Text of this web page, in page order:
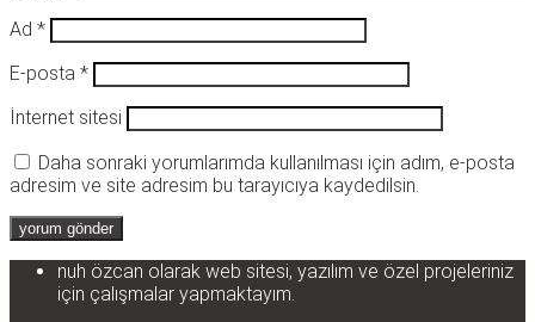
Ad *
E-posta *
İnternet sitesi
Daha sonraki yorumlarımda kullanılması için adım, e-posta
adresim ve site adresim bu tarayıcıya kaydedilsin.
nuh özcan olarak web sitesi, yazılım ve özel projeleriniz
için çalışmalar yapmaktayım.